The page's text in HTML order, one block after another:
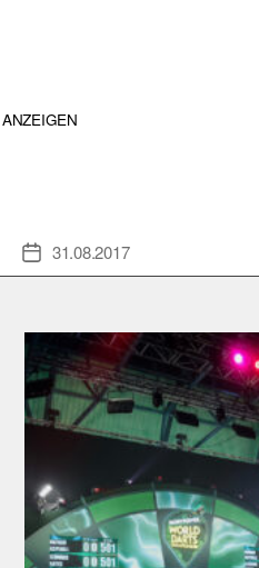
ANZEIGEN
Veröffentlichungsdatum
31.08.2017